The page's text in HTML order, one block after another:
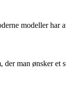
modeller har
man ønsker et